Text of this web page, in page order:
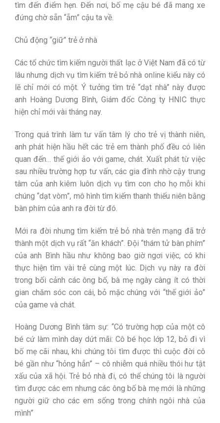
tìm đến điểm hẹn. Đến nơi, bố mẹ cậu bé đã mang xe
đứng chờ sẵn “ẵm” cậu ta về.
Chủ động “giữ” trẻ ở nhà
Các tổ chức tìm kiếm người thất lạc ở Việt Nam đã có từ
lâu nhưng dịch vụ tìm kiếm trẻ bỏ nhà online kiểu này có
lẽ chỉ mới có một. Ý tưởng tìm trẻ “dạt nhà” này được
anh Hoàng Dương Bình, Giám đốc Công ty HNIC thực
hiện chỉ mới vài tháng nay.
Trong quá trình làm tư vấn tâm lý cho trẻ vị thành niên,
anh phát hiện hầu hết các trẻ em thành phố đều có liên
quan đến… thế giới ảo với game, chát. Xuất phát từ việc
sau nhiều trường hợp tư vấn, các gia đình nhờ cậy trung
tâm của anh kiêm luôn dịch vụ tìm con cho họ mỗi khi
chúng “dạt vòm”, mô hình tìm kiếm thanh thiếu niên bằng
bàn phím của anh ra đời từ đó.
Mới ra đời nhưng tìm kiếm trẻ bỏ nhà trên mạng đã trở
thành một dịch vụ rất “ăn khách”. Đội “thám tử bàn phím”
của anh Bình hầu như không bao giờ ngơi việc, có khi
thực hiện tìm vài trẻ cùng một lúc. Dịch vụ này ra đời
trong bối cảnh các ông bố, bà mẹ ngày càng ít có thời
gian chăm sóc con cái, bỏ mặc chúng với “thế giới ảo”
của game và chát.
Hoàng Dương Bình tâm sự: “Có trường hợp của một cô
bé cứ làm mình day dứt mãi: Cô bé học lớp 12, bỏ đi vì
bố mẹ cãi nhau, khi chúng tôi tìm được thì cuộc đời cô
bé gần như “hỏng hẳn” – cô nhiễm quá nhiều thói hư tật
xấu của xã hội. Trẻ bỏ nhà đi, có thể chúng tôi là người
tìm được các em nhưng các ông bố bà mẹ mới là những
người giữ cho các em sống trong chính ngôi nhà của
mình”